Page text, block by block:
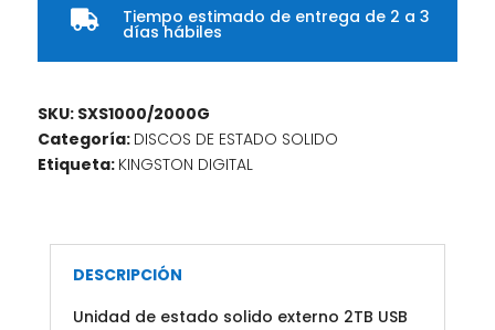
 Tiempo estimado de entrega de 2 a 3
días hábiles
SKU: SXS1000/2000G
Categoría: DISCOS DE ESTADO SOLIDO
Etiqueta: KINGSTON DIGITAL
DESCRIPCIÓN
Unidad de estado solido externo 2TB USB